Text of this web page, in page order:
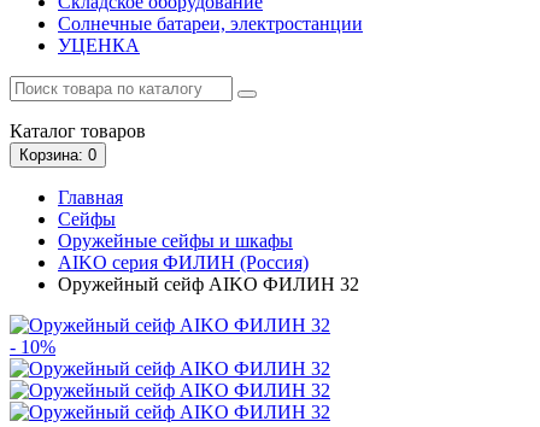
Солнечные батареи, электростанции
УЦЕНКА
Каталог товаров
Корзина: 0
Главная
Сейфы
Оружейные сейфы и шкафы
AIKO серия ФИЛИН (Россия)
Оружейный сейф AIKO ФИЛИН 32
- 10%